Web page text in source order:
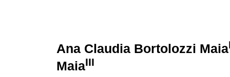
Ana Claudia Bortolozzi Maia
MaiaIII